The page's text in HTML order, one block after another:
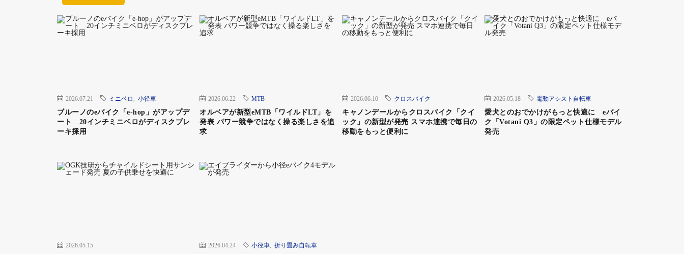
eONE SIXTY 10K
eONE-SIXTY 10K
価格╱121万円
サイズ╱420（S）㎜
カラー╱キャンディグリーン×ブラック
フレーム╱カーボン
フォーク╱フォックス・38Kフロート（160㎜トラベル）
重量╱23.2kg
eONE-SIXTY 9000
2026.07.21 ミニベロ 小径車
ブルーノのeバイク「e-hop」がアップデ
ート 20インチミニベロがディスクブレ
ーキ採用
2026.06.22 MTB
オルベアが新型eMTB「ワイルドLT」を
発表 パワー競争ではなく操る楽しさを追
求
2026.06.10 クロスバイク
キャノンデールからクロスバイク「クイ
ック」の新型が発売 スマホ連携で毎日の
移動をもっと便利に
2026.05.18 電動アシスト自転車
愛犬とのおでかけがもっと快適に eバイ
ク「Votani Q3」の限定ペット仕様モデル
発売
2026.05.15 2026.04.24 小径車 折り畳み自転車